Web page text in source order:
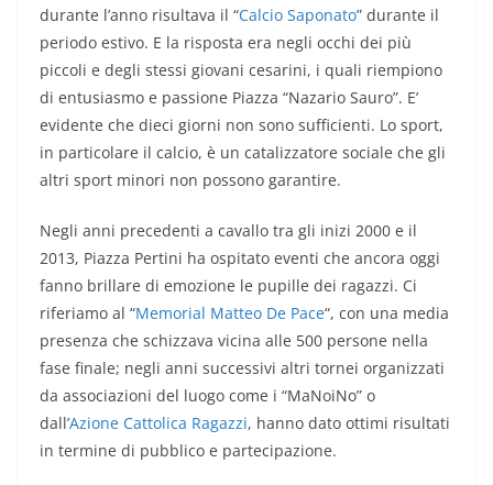
durante l’anno risultava il “Calcio Saponato” durante il
periodo estivo. E la risposta era negli occhi dei più
piccoli e degli stessi giovani cesarini, i quali riempiono
di entusiasmo e passione Piazza “Nazario Sauro”. E’
evidente che dieci giorni non sono sufficienti. Lo sport,
in particolare il calcio, è un catalizzatore sociale che gli
altri sport minori non possono garantire.
Negli anni precedenti a cavallo tra gli inizi 2000 e il
2013, Piazza Pertini ha ospitato eventi che ancora oggi
fanno brillare di emozione le pupille dei ragazzi. Ci
riferiamo al “Memorial Matteo De Pace“, con una media
presenza che schizzava vicina alle 500 persone nella
fase finale; negli anni successivi altri tornei organizzati
da associazioni del luogo come i “MaNoiNo” o
dall’Azione Cattolica Ragazzi, hanno dato ottimi risultati
in termine di pubblico e partecipazione.